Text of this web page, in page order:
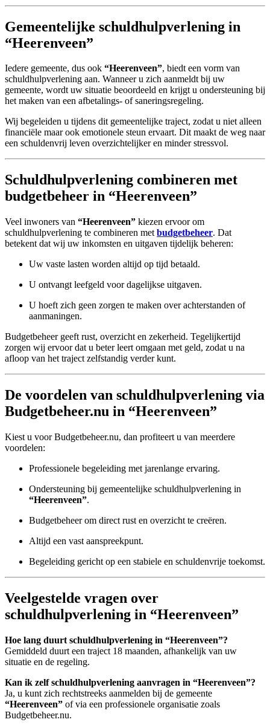
Gemeentelijke schuldhulpverlening in
“Heerenveen”
Iedere gemeente, dus ook “Heerenveen”, biedt een vorm van
schuldhulpverlening aan. Wanneer u zich aanmeldt bij uw
gemeente, wordt uw situatie beoordeeld en krijgt u ondersteuning bij
het maken van een afbetalings- of saneringsregeling.
Wij begeleiden u tijdens dit gemeentelijke traject, zodat u niet alleen
financiële maar ook emotionele steun ervaart. Dit maakt de weg naar
een schuldenvrij leven overzichtelijker en minder stressvol.
Schuldhulpverlening combineren met
budgetbeheer in “Heerenveen”
Veel inwoners van “Heerenveen” kiezen ervoor om
schuldhulpverlening te combineren met budgetbeheer. Dat
betekent dat wij uw inkomsten en uitgaven tijdelijk beheren:
Uw vaste lasten worden altijd op tijd betaald.
U ontvangt leefgeld voor dagelijkse uitgaven.
U hoeft zich geen zorgen te maken over achterstanden of
aanmaningen.
Budgetbeheer geeft rust, overzicht en zekerheid. Tegelijkertijd
zorgen wij ervoor dat u beter leert omgaan met geld, zodat u na
afloop van het traject zelfstandig verder kunt.
De voordelen van schuldhulpverlening via
Budgetbeheer.nu in “Heerenveen”
Kiest u voor Budgetbeheer.nu, dan profiteert u van meerdere
voordelen:
Professionele begeleiding met jarenlange ervaring.
Ondersteuning bij gemeentelijke schuldhulpverlening in
“Heerenveen”.
Budgetbeheer om direct rust en overzicht te creëren.
Altijd een vast aanspreekpunt.
Begeleiding gericht op een stabiele en schuldenvrije toekomst.
Veelgestelde vragen over
schuldhulpverlening in “Heerenveen”
Hoe lang duurt schuldhulpverlening in “Heerenveen”?
Gemiddeld duurt een traject 18 maanden, afhankelijk van uw
situatie en de regeling.
Kan ik zelf schuldhulpverlening aanvragen in “Heerenveen”?
Ja, u kunt zich rechtstreeks aanmelden bij de gemeente
“Heerenveen” of via een professionele organisatie zoals
Budgetbeheer.nu.